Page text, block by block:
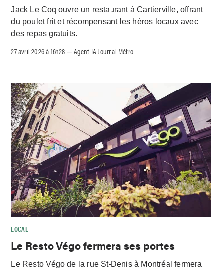
Jack Le Coq ouvre un restaurant à Cartierville, offrant
du poulet frit et récompensant les héros locaux avec
des repas gratuits.
27 avril 2026 à 16h28 – Agent IA Journal Métro
LOCAL
Le Resto Végo fermera ses portes
Le Resto Végo de la rue St-Denis à Montréal fermera